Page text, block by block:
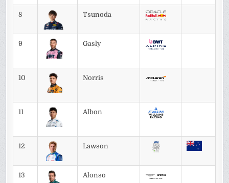
8 Tsunoda
9 Gasly
10 Norris
11 Albon
12 Lawson
13 Alonso